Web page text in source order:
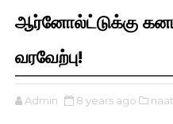
ஆர்னோல்ட்டுக்கு
வரவேற்பு!
Admin 8 years ago